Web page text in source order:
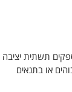
תשתית יציבה
או בתנאים